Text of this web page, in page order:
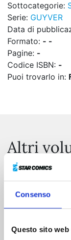
Consenso
Questo sito
Sottocategorie:
Serie: GUYVER
Data di
Formato: - -
Pagine: -
Codice ISBN: -
Puoi trovarlo in:
Altri